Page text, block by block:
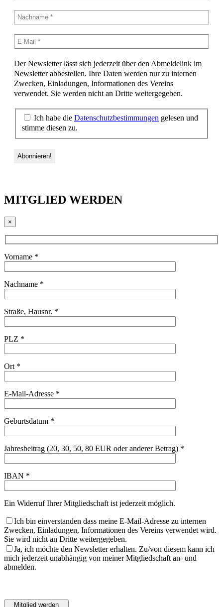
Der Newsletter lässt sich jederzeit über den Abmeldelink im
Newsletter abbestellen. Ihre Daten werden nur zu internen
Zwecken, Einladungen, Informationen des Vereins
verwendet. Sie werden nicht an Dritte weitergegeben.
Ich habe die Datenschutzbestimmungen gelesen und
stimme diesen zu.
MITGLIED WERDEN
×
Vorname *
Nachname *
Straße, Hausnr. *
PLZ *
Ort *
E-Mail-Adresse *
Geburtsdatum *
Jahresbeitrag (20, 30, 50, 80 EUR oder anderer Betrag) *
IBAN *
Ein Widerruf Ihrer Mitgliedschaft ist jederzeit möglich.
Ich bin einverstanden dass meine E-Mail-Adresse zu internen
Zwecken, Einladungen, Informationen des Vereins verwendet wird.
Sie wird nicht an Dritte weitergegeben.
Ja, ich möchte den Newsletter erhalten. Zu/von diesem kann ich
mich jederzeit unabhängig von meiner Mitgliedschaft an- und
abmelden.
dieses
lasse